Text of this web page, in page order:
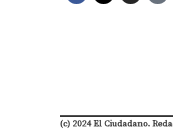
(c) 2024 El Ciudadano.